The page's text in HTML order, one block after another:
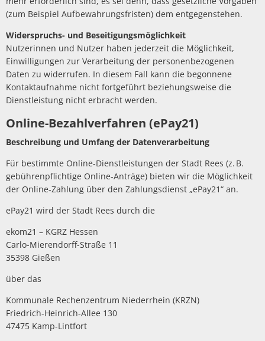
(zum Beispiel Aufbewahrungsfristen) dem entgegenstehen.
Widerspruchs- und Beseitigungsmöglichkeit
Nutzerinnen und Nutzer haben jederzeit die Möglichkeit,
Einwilligungen zur Verarbeitung der personenbezogenen
Daten zu widerrufen. In diesem Fall kann die begonnene
Kontaktaufnahme nicht fortgeführt beziehungsweise die
Dienstleistung nicht erbracht werden.
Online-Bezahlverfahren (ePay21)
Beschreibung und Umfang der Datenverarbeitung
Für bestimmte Online-Dienstleistungen der Stadt Rees (z. B.
gebührenpflichtige Online-Anträge) bieten wir die Möglichkeit
der Online-Zahlung über den Zahlungsdienst „ePay21“ an.
ePay21 wird der Stadt Rees durch die
ekom21 – KGRZ Hessen
Carlo-Mierendorff-Straße 11
35398 Gießen
über das
Kommunale Rechenzentrum Niederrhein (KRZN)
Friedrich-Heinrich-Allee 130
47475 Kamp-Lintfort